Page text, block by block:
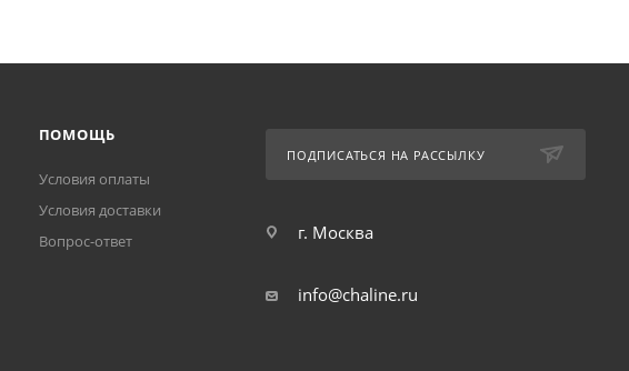
ПОМОЩЬ
Условия оплаты
Условия доставки
Вопрос-ответ
ПОДПИСАТЬСЯ НА РАССЫЛКУ
г. Москва
info@chaline.ru